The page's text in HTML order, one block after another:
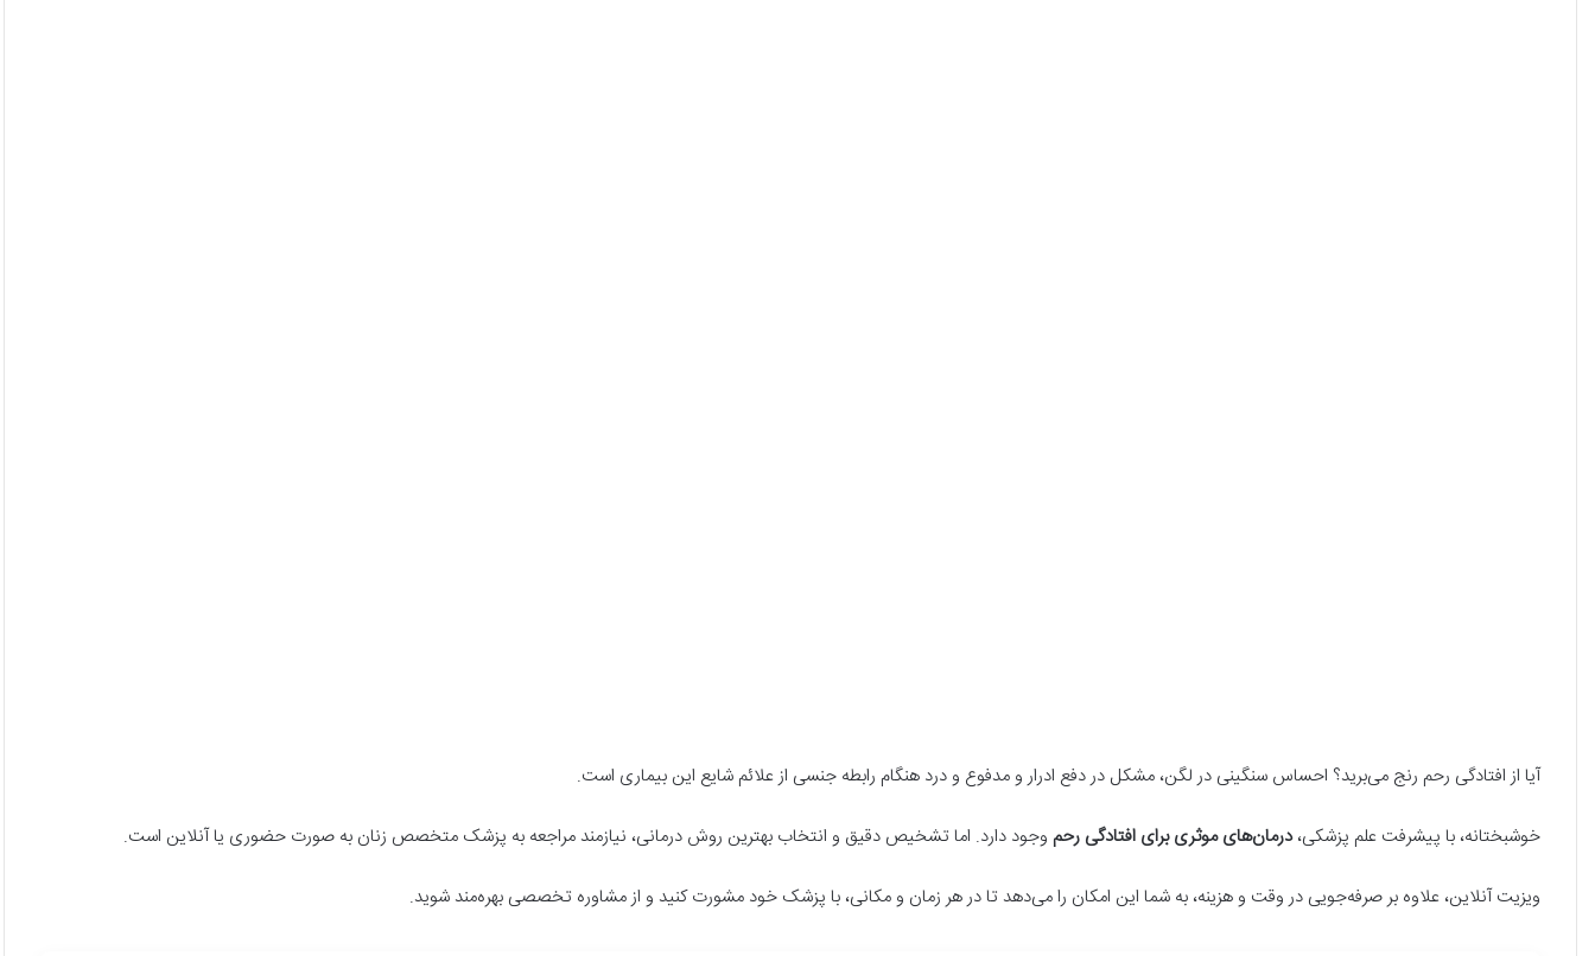
آیا از افتادگی رحم رنج می‌برید؟ احساس سنگینی در لگن، مشکل در دفع ادرار و مدفوع و درد هنگام رابطه جنسی از علائم شایع این بیماری است.
خوشبختانه، با پیشرفت علم پزشکی،درمان‌های موثری برای افتادگی رحم وجود دارد. اما تشخیص دقیق و انتخاب بهترین روش درمانی، نیازمند مراجعه به پزشک متخصص زنان به صورت حضوری یا آنلاین است.
ویزیت آنلاین، علاوه بر صرفه‌جویی در وقت و هزینه، به شما این امکان را می‌دهد تا در هر زمان و مکانی، با پزشک خود مشورت کنید و از مشاوره تخصصی بهره‌مند شوید.